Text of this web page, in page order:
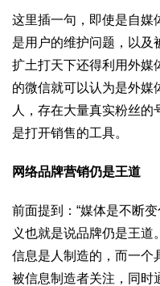
这里插一句，即使是自媒
是用户的维护问题，以及
扩土打天下还得利用外媒
的微信就可以认为是外媒
人，存在大量真实粉丝的
是打开销售的工具。
网络品牌营销仍是王道
前面提到：“媒体是不断
义也就是说品牌仍是王
信息是人制造的，而一个
被信息制造者关注，同时